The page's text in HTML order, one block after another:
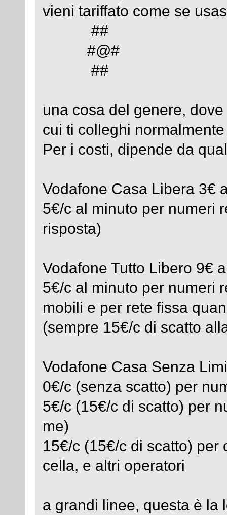
vieni tariffato come se
##
#@#
##
una cosa del genere,
cui ti colleghi
Per i costi, dipende da
Vodafone Casa Libera 3€
5€/c al minuto per numeri
risposta)
Vodafone Tutto Libero 9€
5€/c al minuto per numeri
mobili e per rete fissa
(sempre 15€/c di scatto
Vodafone Casa Senza
0€/c (senza scatto) per
5€/c (15€/c di scatto) per
me)
15€/c (15€/c di scatto) per
cella, e altri operatori
a grandi linee, questa è la